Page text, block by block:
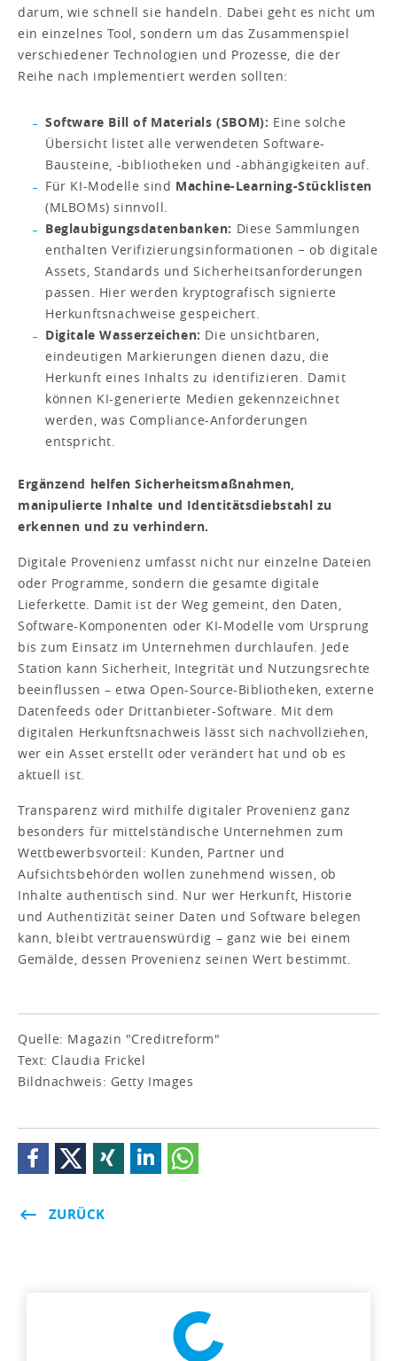
darum, wie schnell sie handeln. Dabei geht es nicht um
ein einzelnes Tool, sondern um das Zusammenspiel
verschiedener Technologien und Prozesse, die der
Reihe nach implementiert werden sollten:
Software Bill of Materials (SBOM): Eine solche
Übersicht listet alle verwendeten Software-
Bausteine, -bibliotheken und -abhängigkeiten auf.
Für KI-Modelle sind Machine-Learning-Stücklisten
(MLBOMs) sinnvoll.
Beglaubigungsdatenbanken: Diese Sammlungen
enthalten Verifizierungsinformationen − ob digitale
Assets, Standards und Sicherheitsanforderungen
passen. Hier werden kryptografisch signierte
Herkunftsnachweise gespeichert.
Digitale Wasserzeichen: Die unsichtbaren,
eindeutigen Markierungen dienen dazu, die
Herkunft eines Inhalts zu identifizieren. Damit
können KI-generierte Medien gekennzeichnet
werden, was Compliance-Anforderungen
entspricht.
Ergänzend helfen Sicherheitsmaßnahmen,
manipulierte Inhalte und Identitätsdiebstahl zu
erkennen und zu verhindern.
Digitale Provenienz umfasst nicht nur einzelne Dateien
oder Programme, sondern die gesamte digitale
Lieferkette. Damit ist der Weg gemeint, den Daten,
Software-Komponenten oder KI-Modelle vom Ursprung
bis zum Einsatz im Unternehmen durchlaufen. Jede
Station kann Sicherheit, Integrität und Nutzungsrechte
beeinflussen – etwa Open-Source-Bibliotheken, externe
Datenfeeds oder Drittanbieter-Software. Mit dem
digitalen Herkunftsnachweis lässt sich nachvollziehen,
wer ein Asset erstellt oder verändert hat und ob es
aktuell ist.
Transparenz wird mithilfe digitaler Provenienz ganz
besonders für mittelständische Unternehmen zum
Wettbewerbsvorteil: Kunden, Partner und
Aufsichtsbehörden wollen zunehmend wissen, ob
Inhalte authentisch sind. Nur wer Herkunft, Historie
und Authentizität seiner Daten und Software belegen
kann, bleibt vertrauenswürdig – ganz wie bei einem
Gemälde, dessen Provenienz seinen Wert bestimmt.
Quelle: Magazin "Creditreform"
Text: Claudia Frickel
Bildnachweis: Getty Images
ZURÜCK